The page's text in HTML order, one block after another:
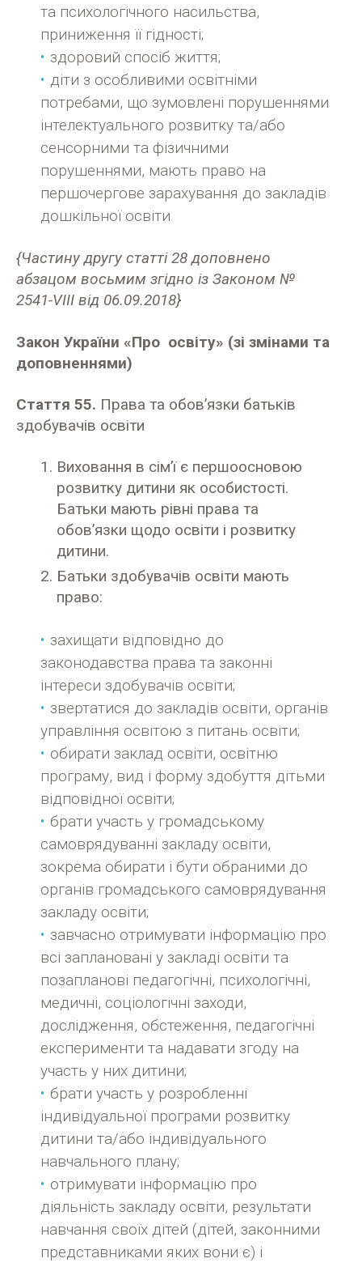
та психологічного насильства,
приниження її гідності;
здоровий спосіб життя;
діти з особливими освітніми
потребами, що зумовлені порушеннями
інтелектуального розвитку та/або
сенсорними та фізичними
порушеннями, мають право на
першочергове зарахування до закладів
дошкільної освіти.
{Частину другу статті 28 доповнено
абзацом восьмим згідно із Законом №
2541-VIII від 06.09.2018}
Закон України «Про освіту» (зі змінами та
доповненнями)
Стаття 55. Права та обов’язки батьків
здобувачів освіти
Виховання в сім’ї є першоосновою
розвитку дитини як особистості.
Батьки мають рівні права та
обов’язки щодо освіти і розвитку
дитини.
Батьки здобувачів освіти мають
право:
захищати відповідно до
законодавства права та законні
інтереси здобувачів освіти;
звертатися до закладів освіти, органів
управління освітою з питань освіти;
обирати заклад освіти, освітню
програму, вид і форму здобуття дітьми
відповідної освіти;
брати участь у громадському
самоврядуванні закладу освіти,
зокрема обирати і бути обраними до
органів громадського самоврядування
закладу освіти;
завчасно отримувати інформацію про
всі заплановані у закладі освіти та
позапланові педагогічні, психологічні,
медичні, соціологічні заходи,
дослідження, обстеження, педагогічні
експерименти та надавати згоду на
участь у них дитини;
брати участь у розробленні
індивідуальної програми розвитку
дитини та/або індивідуального
навчального плану;
отримувати інформацію про
діяльність закладу освіти, результати
навчання своїх дітей (дітей, законними
представниками яких вони є) і